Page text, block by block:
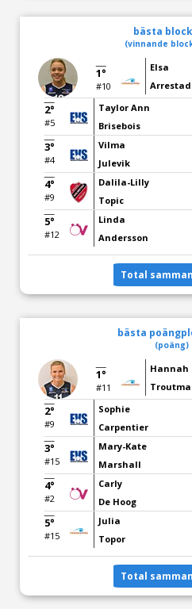
bästa
(vinnande
1°
#10
Elsa
Arrestad
2°
#5
Taylor Ann
Brisebois
3°
#4
Vilma
Julevik
4°
#9
Dalila-Lilly
Topic
5°
#12
Linda
Andersson
Total
bästa
(poäng)
1°
#11
Hannah
2°
#9
Sophie
Carpentier
3°
#15
Mary-Kate
Marshall
4°
#2
Carly
De Hoog
5°
#15
Julia
Topor
Total